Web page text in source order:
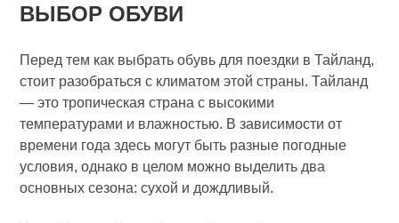
ВЫБОР ОБУВИ
Перед тем как выбрать обувь для поездки в Тайланд,
стоит разобраться с климатом этой страны. Тайланд
— это тропическая страна с высокими
температурами и влажностью. В зависимости от
времени года здесь могут быть разные погодные
условия, однако в целом можно выделить два
основных сезона: сухой и дождливый.